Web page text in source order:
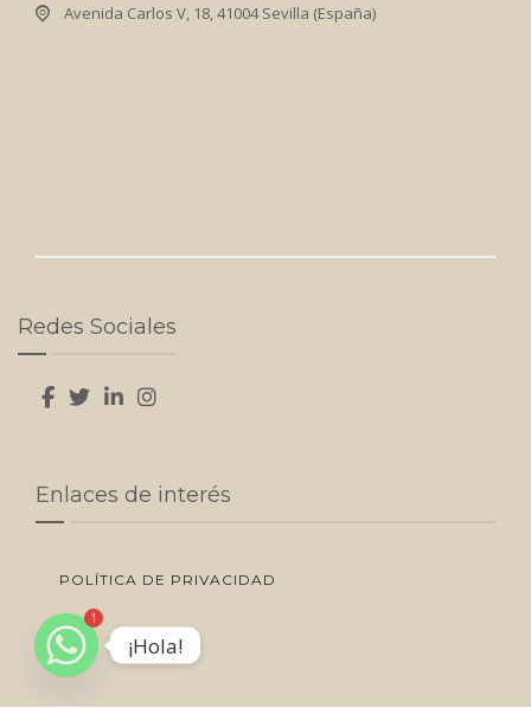
Avenida Carlos V, 18, 41004 Sevilla (España)
Redes Sociales
Enlaces de interés
POLÍTICA DE PRIVACIDAD
1
¡Hola!